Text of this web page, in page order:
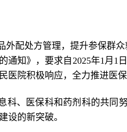
外配处方管理，提升参保群
通知》，要求自2025年1月1
医院积极响应，全力推进医
科、医保科和药剂科的共同
设的新突破。